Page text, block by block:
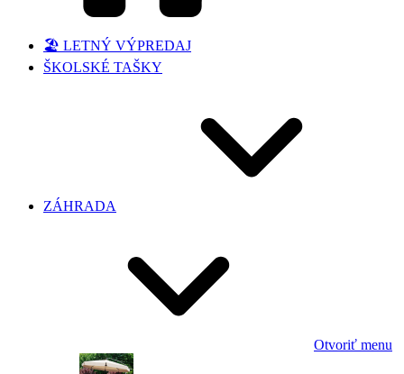
🏖️ LETNÝ VÝPREDAJ
ŠKOLSKÉ TAŠKY
ZÁHRADA
Otvoriť menu